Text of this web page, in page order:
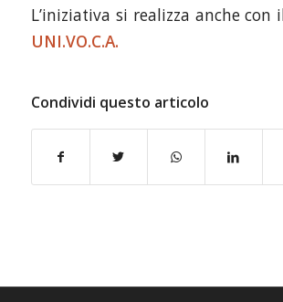
L’iniziativa si realizza anche con
UNI.VO.C.A.
Condividi questo articolo